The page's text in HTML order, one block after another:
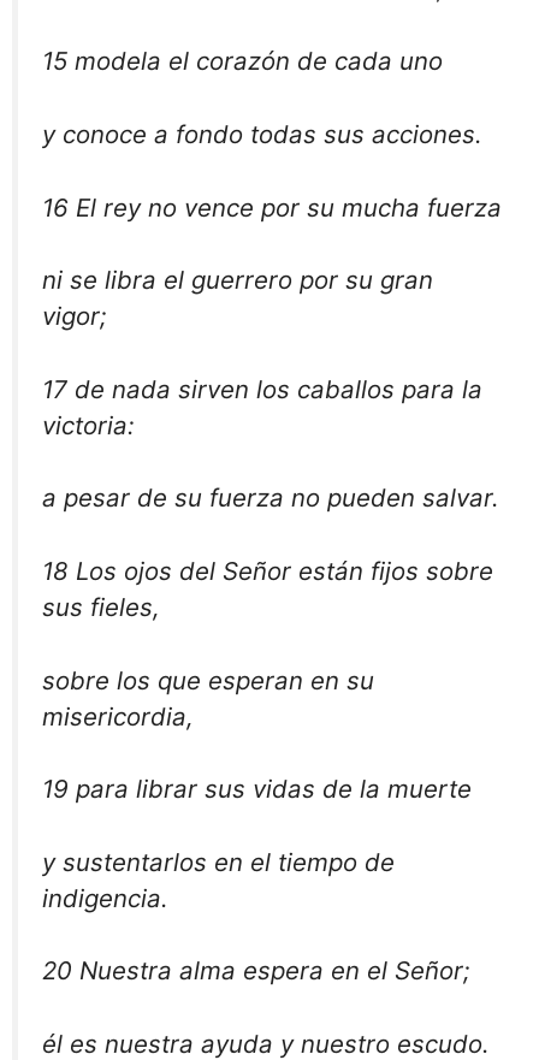
15 modela el corazón de cada uno
y conoce a fondo todas sus acciones.
16 El rey no vence por su mucha fuerza
ni se libra el guerrero por su gran
vigor;
17 de nada sirven los caballos para la
victoria:
a pesar de su fuerza no pueden salvar.
18 Los ojos del Señor están fijos sobre
sus fieles,
sobre los que esperan en su
misericordia,
19 para librar sus vidas de la muerte
y sustentarlos en el tiempo de
indigencia.
20 Nuestra alma espera en el Señor;
él es nuestra ayuda y nuestro escudo.